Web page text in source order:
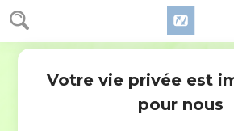
1 Chroniques 3
15 Fils de Josias : le premier-né,
Yehoyaqim ; le troisième, Sédécias ; le
Fils de Yehoyaqim : Yekonia et
Votre vie privée est
pour nous